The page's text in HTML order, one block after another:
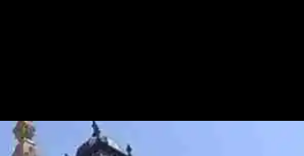
reconocen los